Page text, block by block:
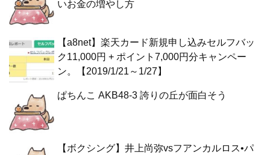
いお金の増やし方
【a8net】楽天カード新規申し込みセルフバッ
ク11,000円 + ポイント7,000円分キャンペー
ン。【2019/1/21～1/27】
ぱちんこ AKB48-3 誇りの丘が面白そう
【ボクシング】井上尚弥vsフアンカルロス•パ